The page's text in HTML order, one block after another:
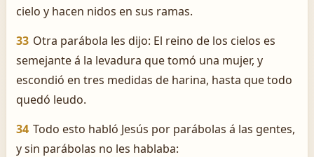
cielo y hacen nidos en sus ramas.
33 Otra parábola les dijo: El reino de los cielos es
semejante á la levadura que tomó una mujer, y
escondió en tres medidas de harina, hasta que todo
quedó leudo.
34 Todo esto habló Jesús por parábolas á las gentes,
y sin parábolas no les hablaba: